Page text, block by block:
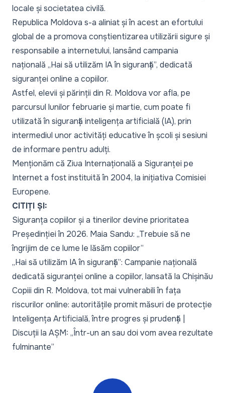
locale și societatea civilă.
Republica Moldova s-a aliniat și în acest an efortului
global de a promova conștientizarea utilizării sigure și
responsabile a internetului, lansând campania
națională „Hai să utilizăm IA în siguranță”, dedicată
siguranței online a copiilor.
Astfel, elevii și părinții din R. Moldova vor afla, pe
parcursul lunilor februarie și martie, cum poate fi
utilizată în siguranță inteligența artificială (IA), prin
intermediul unor activități educative în școli și sesiuni
de informare pentru adulți.
Menționăm că Ziua Internațională a Siguranței pe
Internet a fost instituită în 2004, la inițiativa Comisiei
Europene.
CITIȚI ȘI:
Siguranța copiilor și a tinerilor devine prioritatea
Președinției în 2026. Maia Sandu: „Trebuie să ne
îngrijim de ce lume le lăsăm copiilor”
„Hai să utilizăm IA în siguranță”: Campanie națională
dedicată siguranței online a copiilor, lansată la Chișinău
Copiii din R. Moldova, tot mai vulnerabili în fața
riscurilor online: autoritățile promit măsuri de protecție
Inteligența Artificială, între progres și prudență |
Discuții la AȘM: „Într-un an sau doi vom avea rezultate
fulminante”